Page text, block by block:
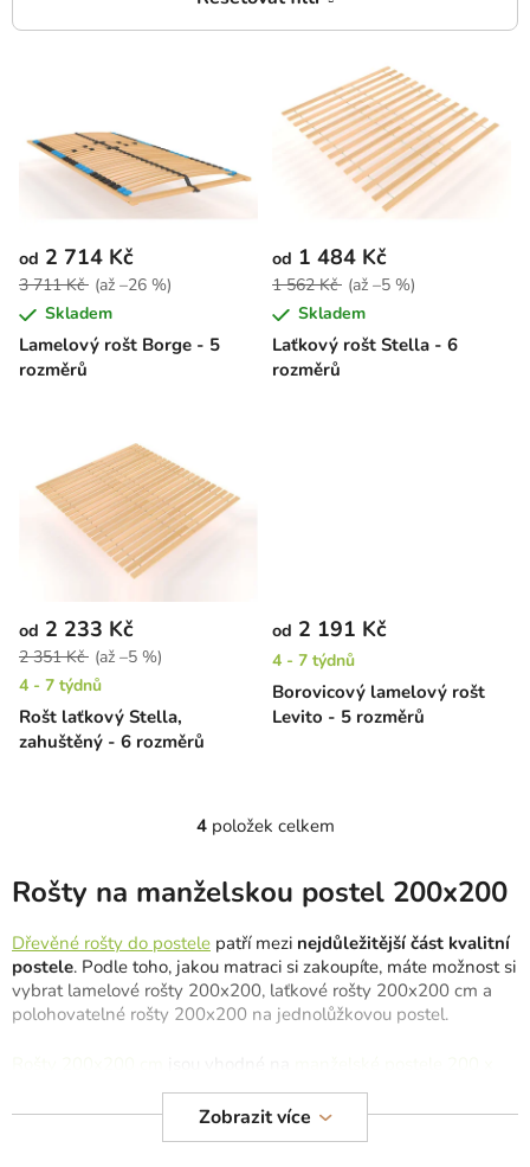
o
d
u
k
Lamelový rošt Borge - 5
rozměrů
od 2 714 Kč
3 711 Kč (až –26 %)
Skladem
Laťkový rošt Stella - 6
rozměrů
od 1 484 Kč
1 562 Kč (až –5 %)
Skladem
Rošt laťkový Stella,
zahuštěný - 6 rozměrů
od 2 233 Kč
2 351 Kč (až –5 %)
4 - 7 týdnů
Borovicový lamelový rošt
Levito - 5 rozměrů
od 2 191 Kč
4 - 7 týdnů
O
l
d
a
c
í
v
k
y
4položek celkem
Rošty na manželskou postel 200x200
Dřevěné rošty do postele patří mezi nejdůležitější část kvalitní
postele. Podle toho, jakou matraci si zakoupíte, máte možnost si
vybrat lamelové rošty 200x200, laťkové rošty 200x200 cm a
polohovatelné rošty 200x200 na jednolůžkovou postel.
matracemi 200x200. Pokud hledáte matrace na
manželskou postel, můžete si vybrat dvě samostatnématrace
Zobrazit více